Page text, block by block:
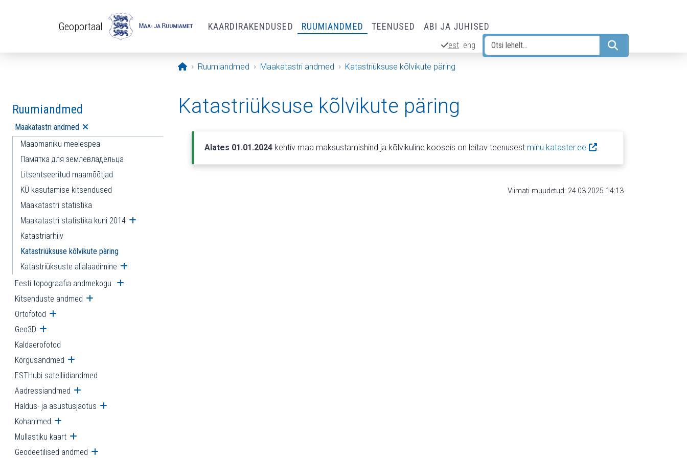
Geoportaal KAARDIRAKENDUSED RUUMIANDMED TEENUSED ABI JA JUHISED
est eng
Otsi
Avaleht
Ruumiandmed Maakatastri andmed Katastriüksuse kõlvikute päring
Ruumiandmed
Maakatastri andmed Ava alammenüü
Maaomaniku meelespea
Памятка для землевладельца
Litsentseeritud maamõõtjad
KÜ kasutamise kitsendused
Maakatastri statistika
Maakatastri statistika kuni 2014 Ava alammenüü
Katastriarhiiv
Katastriüksuse kõlvikute päring
Katastriüksuste allalaadimine Ava alammenüü
Eesti topograafia andmekogu Ava alammenüü
Kitsenduste andmed Ava alammenüü
Ortofotod Ava alammenüü
Geo3D Ava alammenüü
Kaldaerofotod
Kõrgusandmed Ava alammenüü
ESTHubi satelliidiandmed
Aadressiandmed Ava alammenüü
Haldus- ja asustusjaotus Ava alammenüü
Kohanimed Ava alammenüü
Mullastiku kaart Ava alammenüü
Geodeetilised andmed Ava alammenüü
Katastriüksuse kõlvikute päring
Alates 01.01.2024kehtiv maa maksustamishind ja kõlvikuline kooseis on leitav teenusest minu.kataster.ee .
Viimati muudetud: 24.03.2025 14:13